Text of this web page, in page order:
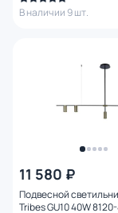
В наличии 9 шт.
11 580 ₽
Подвесной
Tribes GU10 40W